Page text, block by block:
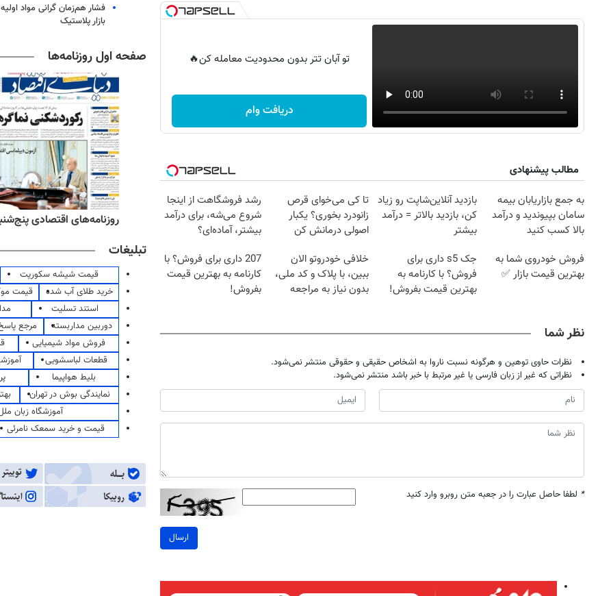
تو آبان تتر بدون محدودیت معامله کن🔥
دریافت وام
مطالب پیشنهادی
به جمع بازاریابان بیمه
سامان بپیوندید و درآمد
بالا کسب کنید
بازدید آنلاین‌شاپت رو زیاد
کن، بازدید بالاتر = درآمد
بیشتر
تا کی می‌خوای قرص
زانودرد بخوری؟ یکبار
اصولی درمانش کن
رشد فروشگاهت از اینجا
شروع می‌شه، برای درآمد
بیشتر، آماده‌ای؟
فروش خودروی شما به
بهترین قیمت بازار ✅
جک s5 داری برای
فروش؟ با کارنامه به
بهترین قیمت بفروش!
خلافی خودروتو الان
ببین، با پلاک و کد ملی،
بدون نیاز به مراجعه
207 داری برای فروش؟ با
کارنامه به بهترین قیمت
بفروش!
نظر شما
نظرات حاوی توهین و هرگونه نسبت ناروا به اشخاص حقیقی و حقوقی منتشر نمی‌شود.
نظراتی که غیر از زبان فارسی یا غیر مرتبط با خبر باشد منتشر نمی‌شود.
* لطفا حاصل عبارت را در جعبه متن روبرو وارد کنید
ارسال
فشار هم‌زمان گرانی مواد
بازار پلاستیک
صفحه اول روزنامه‌ها
روزنامه‌های صبح پنج‌شنبه ۱۵ مرداد ۱۴۰۵ روزنامه‌های ورزشی پنج‌شنبه ۱۵ مرداد ۱۴۰۵ روزنامه‌های اقتصادی پنج‌شنبه ۱۵ مرداد
تبلیغات
قیمت شیشه سکوریت
خرید طلای آب شده
قیمت
استند تسلیت
دوربین مداربسته
مرجع
فروش مواد شیمیایی
قطعات لباسشویی
بلیط هواپیما
نمایندگی بوش در تهران
آموزشگاه زبان
قیمت و خرید سمعک نامرئی